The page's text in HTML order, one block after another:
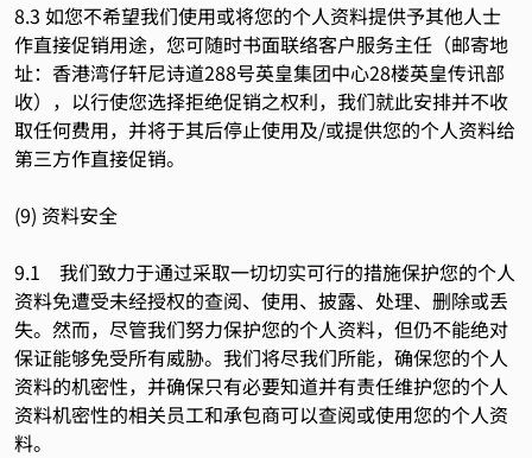
8.3 如您不希望我们使用或将您的个人资料提供予其他人士
作直接促销用途，您可随时书面联络客户服务主任（邮寄地
址：香港湾仔轩尼诗道288号英皇集团中心28楼英皇传讯部
收），以行使您选择拒绝促销之权利，我们就此安排并不收
取任何费用，并将于其后停止使用及/或提供您的个人资料给
第三方作直接促销。
(9) 资料安全
9.1 我们致力于通过采取一切切实可行的措施保护您的个人
资料免遭受未经授权的查阅、使用、披露、处理、删除或丢
失。然而，尽管我们努力保护您的个人资料，但仍不能绝对
保证能够免受所有威胁。我们将尽我们所能，确保您的个人
资料的机密性，并确保只有必要知道并有责任维护您的个人
资料机密性的相关员工和承包商可以查阅或使用您的个人资
料。